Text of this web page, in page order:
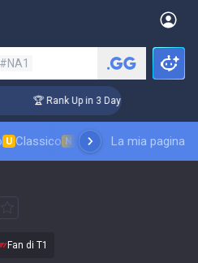
#NA1
🏆 Rank Up in 3 Days! Challenger
U Classico N Classifica skin
La mia pagina
Fan di T1